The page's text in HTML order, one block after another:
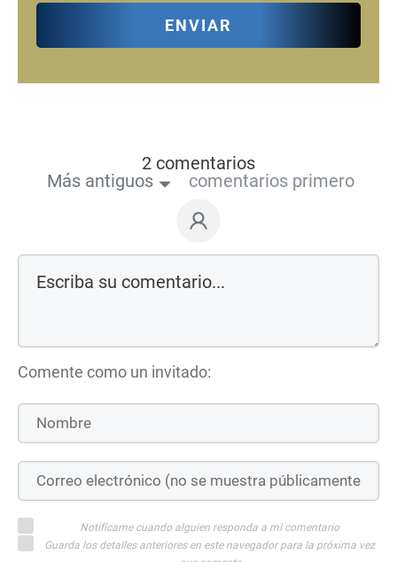
ENVIAR
2 comentarios
Más antiguos
comentarios primero
Comente como un invitado:
Notifícame cuando alguien responda a mi comentario
Guarda los detalles anteriores en este navegador para la próxima vez